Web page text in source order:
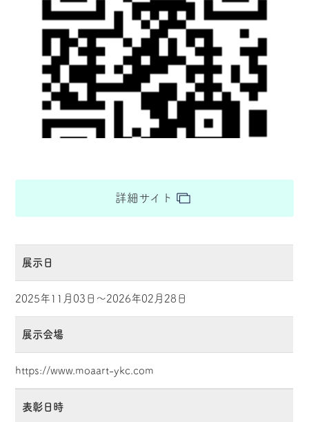
詳細サイト
展示日
2025年11月03日～2026年02月28日
展示会場
https://www.moaart-ykc.com
表彰日時